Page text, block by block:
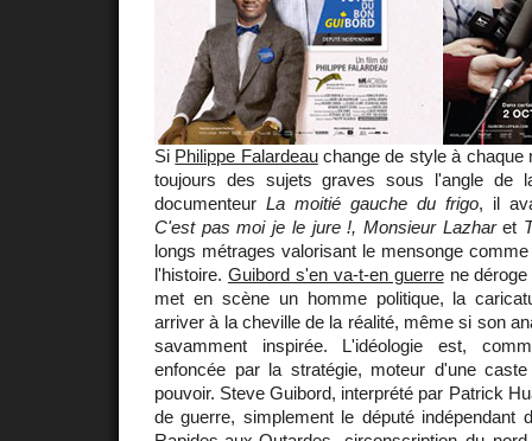
Si Philippe Falardeauchange de style à chaque
toujours des sujets graves sous l'angle de
documenteur La moitié gauche du frigo, il
C'est pas moi je le jure !, Monsieur Lazharet
longs métrages valorisant le mensonge
l'histoire. Guibord s'en va-t-en guerrene déroge
met en scène un homme politique, la
arriver à la cheville de la réalité, même si son
savamment inspirée. L'idéologie est,
enfoncée par la stratégie, moteur d'une
pouvoir. Steve Guibord, interprété par Patrick
de guerre, simplement le député indépendant